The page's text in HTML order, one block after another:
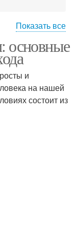
Показать все
основные
и
на нашей
состоит из